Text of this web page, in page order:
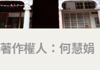
著作權人：何慧娟